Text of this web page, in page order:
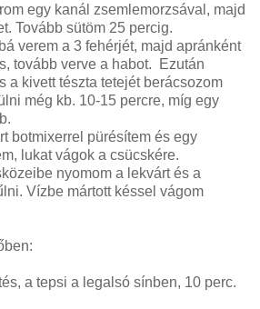
egy kanál zsemlemorzsával, majd
Tovább sütöm 25 percig.
verem a 3 fehérjét, majd apránként
tovább verve a habot. Ezután
a kivett tészta tetejét berácsozom
még kb. 10-15 percre, míg egy
botmixerrel pürésítem és egy
lukat vágok a csücskére.
nyomom a lekvárt és a
Vízbe mártott késsel vágom
a tepsi a legalsó sínben, 10 perc.